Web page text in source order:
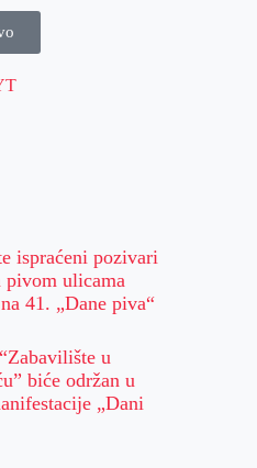
ispraćeni pozivari
pivom ulicama
41. „Dane piva“
u
biće održan u
„Dani